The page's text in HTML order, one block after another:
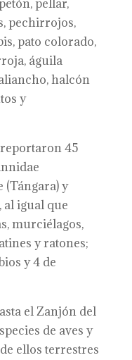
pellar,
pechirrojos,
pato colorado,
águila
halcón
y
45
(Tángara) y
al igual que
murciélagos,
y ratones;
y 4 de
el Zanjón del
de aves y
ellos terrestres